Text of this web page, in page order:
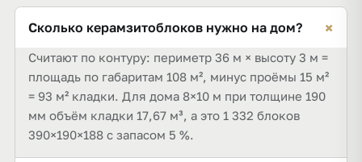
Сколько керамзитоблоков нужно на дом? +
Считают по контуру: периметр 36 м × высоту 3 м =
площадь по габаритам 108 м², минус проёмы 15 м²
= 93 м² кладки. Для дома 8×10 м при толщине 190
мм объём кладки 17,67 м³, а это 1 332 блоков
390×190×188 с запасом 5 %.